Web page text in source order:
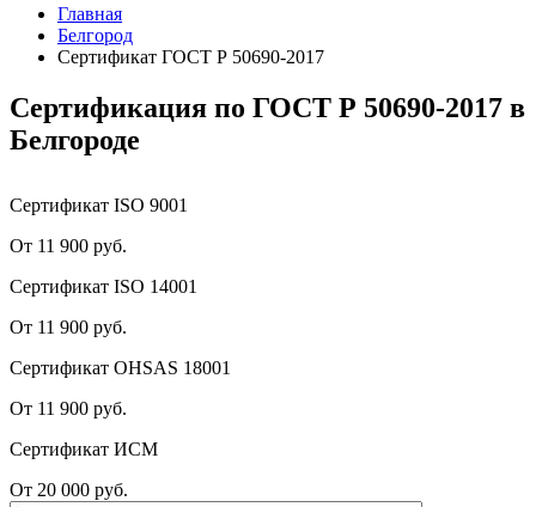
Главная
Белгород
Сертификат ГОСТ Р 50690-2017
Сертификация по ГОСТ Р 50690-2017 в
Белгороде
Сертификат ISO 9001
От 11 900 руб.
Сертификат ISO 14001
От 11 900 руб.
Сертификат OHSAS 18001
От 11 900 руб.
Сертификат ИСМ
От 20 000 руб.